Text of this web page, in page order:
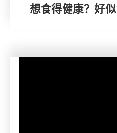
想食得健康？好